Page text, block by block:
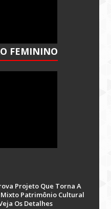
FEMININO
Projeto Que Torna A
Patrimônio Cultural
Os Detalhes